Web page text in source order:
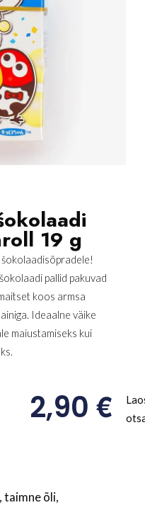
19 g
šokolaadisõpradele!
pallid pakuvad
koos armsa
Ideaalne väike
maiustamiseks kui
2,90€
taimne õli,